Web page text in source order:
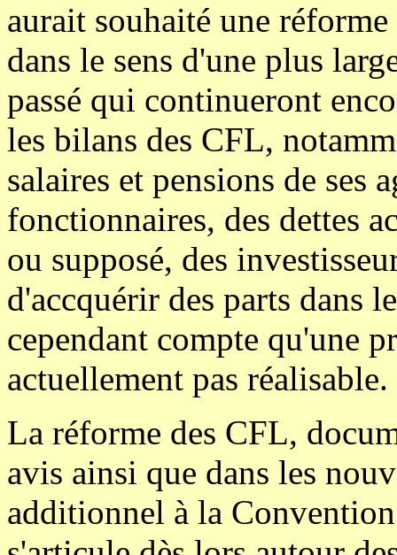
aurait souhaité une
dans le sens d'une plus
passé qui continueront
les bilans des CFL,
salaires et pensions de ses
fonctionnaires, des dettes
ou supposé, des
d'accquérir des parts dans
cependant compte qu'une
actuellement pas réalisable.
La réforme des CFL,
avis ainsi que dans les
additionnel à la